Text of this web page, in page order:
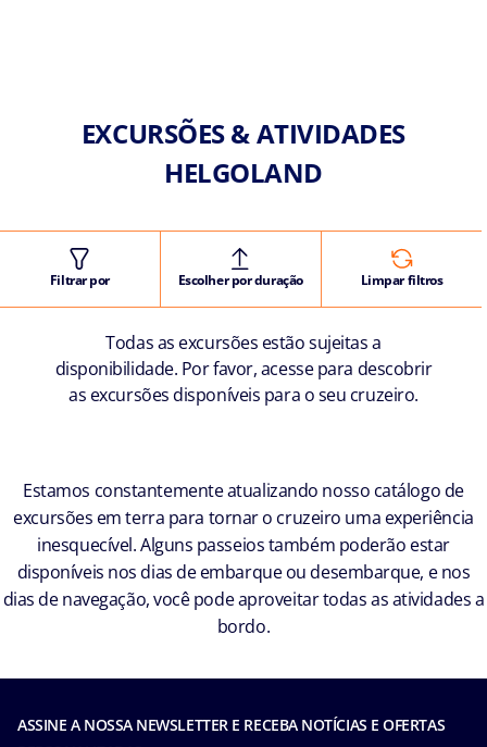
EXCURSÕES & ATIVIDADES
HELGOLAND
Filtrar por Escolher por duração Limpar filtros
Todas as excursões estão sujeitas a
disponibilidade. Por favor, acesse para descobrir
as excursões disponíveis para o seu cruzeiro.
Estamos constantemente atualizando nosso catálogo de
excursões em terra para tornar o cruzeiro uma experiência
inesquecível. Alguns passeios também poderão estar
disponíveis nos dias de embarque ou desembarque, e nos
dias de navegação, você pode aproveitar todas as atividades a
bordo.
ASSINE A NOSSA NEWSLETTER E RECEBA NOTÍCIAS E OFERTAS